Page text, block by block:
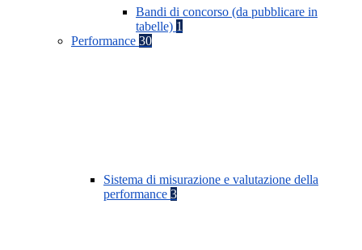
Bandi di concorso (da pubblicare in
tabelle) 1
Performance 30
Sistema di misurazione e valutazione della
performance 3